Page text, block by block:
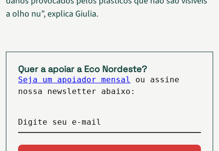
a olho nu”, explica Giulia.
Quer a apoiar a Eco Nordeste?
Seja um apoiador mensal
ou assine
nossa newsletter abaixo:
Digite seu e-mail